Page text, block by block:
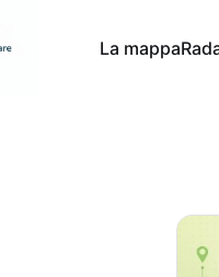
La mappa